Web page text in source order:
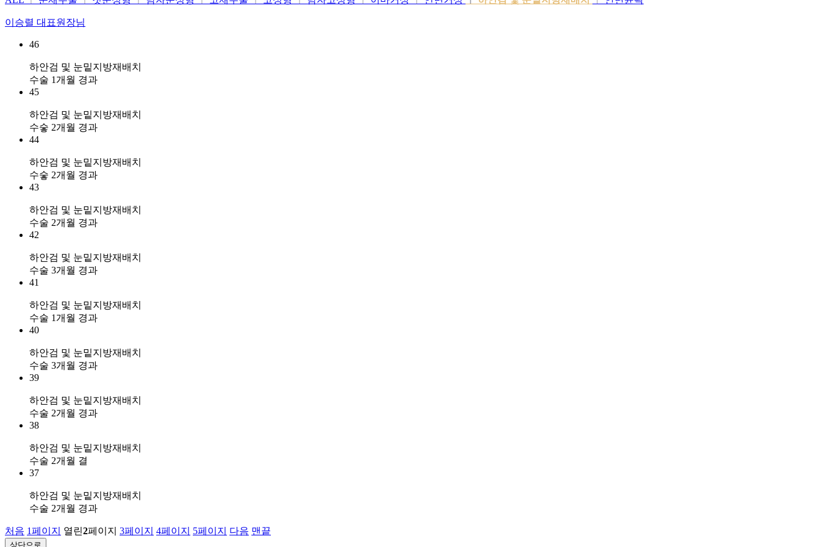
이승렬 대표원장님
46
하안검 및 눈밑지방재배치
수술 1개월 경과
45
하안검 및 눈밑지방재배치
수숳 2개월 경과
44
하안검 및 눈밑지방재배치
수숳 2개월 경과
43
하안검 및 눈밑지방재배치
수술 2개월 경과
42
하안검 및 눈밑지방재배치
수술 3개월 경과
41
하안검 및 눈밑지방재배치
수술 1개월 경과
40
하안검 및 눈밑지방재배치
수술 3개월 경과
39
하안검 및 눈밑지방재배치
수술 2개월 경과
38
하안검 및 눈밑지방재배치
수술 2개월 결
37
하안검 및 눈밑지방재배치
수술 2개월 경과
처음 1페이지 열린2페이지 3페이지 4페이지 5페이지 다음 맨끝
상단으로